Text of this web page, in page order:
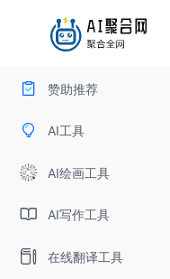
赞助推荐
AI工具
AI绘画工具
AI写作工具
在线翻译工具